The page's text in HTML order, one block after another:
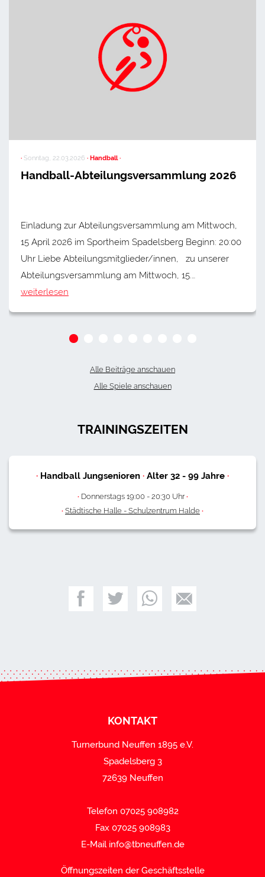
· Sonntag, 22.03.2026 · Handball ·
Handball-Abteilungsversammlung 2026
Einladung zur Abteilungsversammlung am Mittwoch,
15 April 2026 im Sportheim Spadelsberg Beginn: 20:00
Uhr Liebe Abteilungsmitglieder/innen, zu unserer
Abteilungsversammlung am Mittwoch, 15.…
weiterlesen
Alle Beiträge anschauen
Alle Spiele anschauen
TRAININGSZEITEN
· Handball Jungsenioren · Alter 32 - 99 Jahre ·
·Donnerstags 19:00 - 20:30 Uhr·
·Städtische Halle - Schulzentrum Halde·
KONTAKT
Turnerbund Neuffen 1895 e.V.
Spadelsberg 3
72639 Neuffen
Telefon 07025 908982
Fax 07025 908983
E-Mail info@tbneuffen.de
Öffnungszeiten der Geschäftsstelle